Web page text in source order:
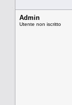
Admin
Utente non iscritto